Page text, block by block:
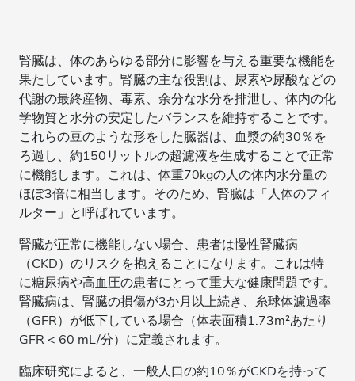
腎臓は、体のあらゆる部分に影響を与える重要な機能を
果たしています。腎臓の主な役割は、尿素や尿酸などの
代謝の最終産物、毒素、余分な水分を排泄し、体内の化
学物質と水分の安定したバランスを維持することです。
これらの豆のような形をした臓器は、血漿の約30％を
ろ過し、約150リットルの超濾液を生成することで正常
に機能します。これは、体重70kgの人の体内水分量の
ほぼ3倍に相当します。そのため、腎臓は「人体のフィ
ルター」と呼ばれています。
腎臓が正常に機能しない場合、患者は慢性腎臓病
（CKD）のリスクを抱えることになります。これは特
に糖尿病や高血圧の患者にとって重大な健康問題です。
腎臓病は、腎臓の損傷が3か月以上続き、糸球体濾過率
（GFR）が低下している場合（体表面積1.73m²あたり
GFR < 60 mL/分）に定義されます。
臨床研究によると、一般人口の約10％がCKDを持って